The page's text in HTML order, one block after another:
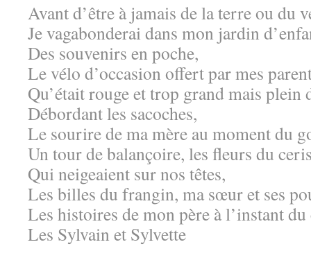
Avant d’être à jamais de la terre ou du
Je vagabonderai dans mon jardin
Des souvenirs en poche,
Le vélo d’occasion offert par mes
Qu’était rouge et trop grand mais plein
Débordant les sacoches,
Le sourire de ma mère au moment du
Un tour de balançoire, les fleurs du
Qui neigeaient sur nos têtes,
Les billes du frangin, ma sœur et ses
Les histoires de mon père à l’instant
Les Sylvain et Sylvette